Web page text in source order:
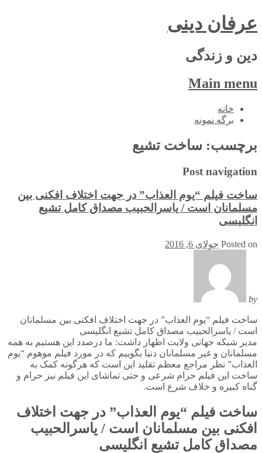
عرفان دینی
دین و زندگی
Main menu
Skip
خانه
برگه نمونه
برچسب: ساخت تشیع
Post navigation
ساخت فیلم “یوم العذاب” در جهت اختلاف افکنی بین
مسلمانان است / یاسرالحبیب مصداق کامل تشیع
انگلیسی
Posted on جولای 6, 2016
by
ساخت فیلم “یوم العذاب” در جهت اختلاف افکنی بین مسلمانان
است / یاسرالحبیب مصداق کامل تشیع انگلیسی
مدیر شبکه جهانی ولایت اظهار داشت: ما درصدد این هستیم به همه
مسلمانان و غیر مسلمانان دنیا بگوییم که در مورد فیلم موهوم “یوم
العذاب” نظر مراجع معظم تقلید این است که هرگونه کمک به
ساخت این فیلم حرام شرعی و حتی تماشای این فیلم نیز حرام و
گناه کبیره و خلاف شرع است.
ساخت فیلم “یوم العذاب” در جهت اختلاف
افکنی بین مسلمانان است / یاسرالحبیب
مصداق کامل تشیع انگلیسی